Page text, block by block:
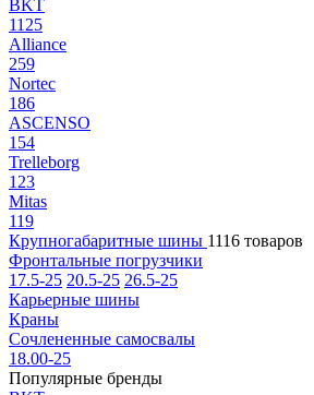
BKT
1125
Alliance
259
Nortec
186
ASCENSO
154
Trelleborg
123
Mitas
119
Крупногабаритные шины 1116 товаров
Фронтальные погрузчики
17.5-25 20.5-25 26.5-25
Карьерные шины
Краны
Сочлененные самосвалы
18.00-25
Популярные бренды